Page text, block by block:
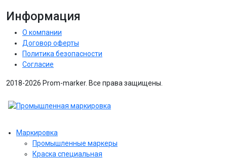
Информация
О компании
Договор оферты
Политика безопасности
Согласие
2018-2026 Prom-marker. Все права защищены.
Маркировка
Промышленные маркеры
Краска специальная